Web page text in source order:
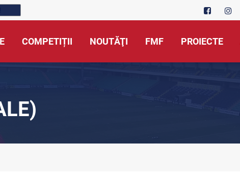
COMPETIȚII NOUTĂŢI FMF PROIECTE